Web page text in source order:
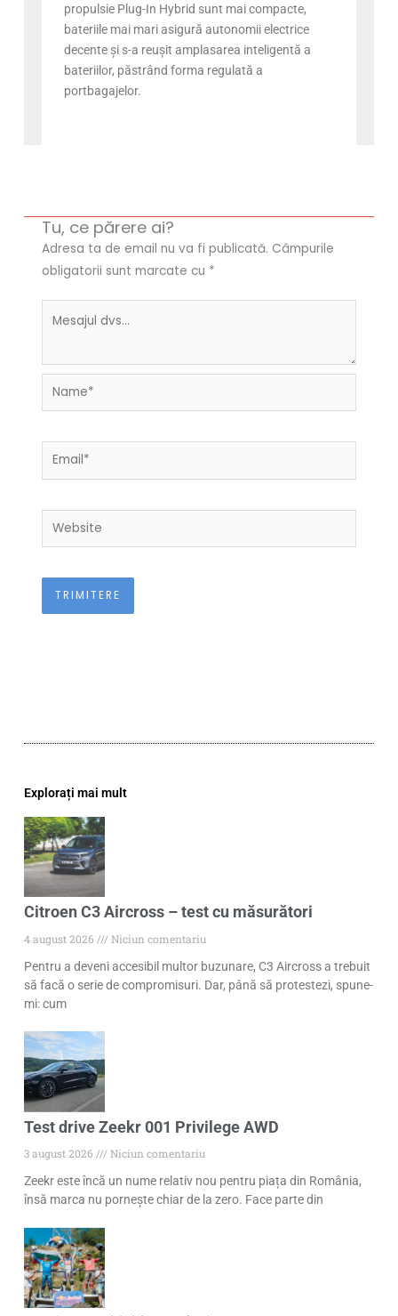
propulsie Plug-In Hybrid sunt mai compacte,
bateriile mai mari asigură autonomii electrice
decente și s-a reușit amplasarea inteligentă a
bateriilor, păstrând forma regulată a
portbagajelor.
Tu, ce părere ai?
Adresa ta de email nu va fi publicată. Câmpurile
obligatorii sunt marcate cu *
Name*
Email*
Website
Explorați mai mult
Citroen C3 Aircross – test cu măsurători
4 august 2026
Niciun comentariu
Pentru a deveni accesibil multor buzunare, C3 Aircross a trebuit
să facă o serie de compromisuri. Dar, până să protestezi, spune-
mi: cum
Test drive Zeekr 001 Privilege AWD
3 august 2026
Niciun comentariu
Zeekr este încă un nume relativ nou pentru piața din România,
însă marca nu pornește chiar de la zero. Face parte din